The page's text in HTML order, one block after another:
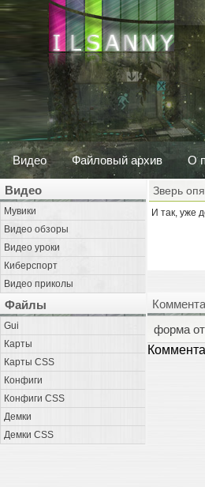
Видео Файловый архив О
Видео
Мувики
Видео обзоры
Видео уроки
Киберспорт
Видео приколы
Файлы
Gui
Карты
Карты CSS
Конфиги
Конфиги CSS
Демки
Демки CSS
Зверь
И так, уже
форма